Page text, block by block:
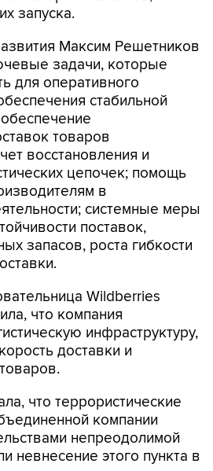
запуска.
Максим Решетников
задачи, которые
для оперативного
стабильной
товаров
восстановления и
цепочек; помощь
в
системные меры
поставок,
запасов, роста гибкости
Wildberries
что компания
инфраструктуру,
доставки и
что террористические
компании
непреодолимой
невнесение этого пункта в